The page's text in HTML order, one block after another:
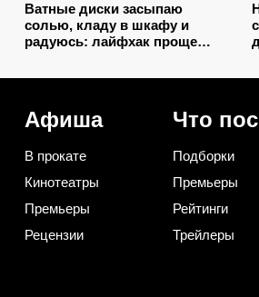
Ватные диски засыпаю
солью, кладу в шкафу и
радуюсь: лайфхак проще
Афиша
В прокате
Кинотеатры
Премьеры
Рецензии
Что
Подборки
Премьеры
Рейтинги
Трейлеры